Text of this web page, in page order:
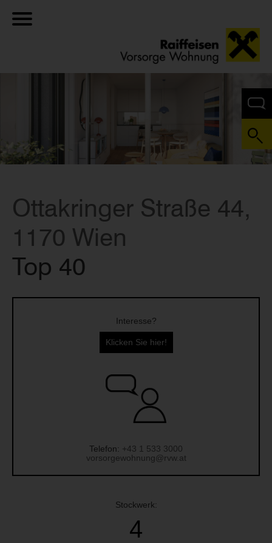
Ottakringer Straße 44,
1170 Wien
Top 40
Interesse?
Klicken Sie hier!
Telefon: +43 1 533 3000
vorsorgewohnung@rvw.at
Stockwerk:
4